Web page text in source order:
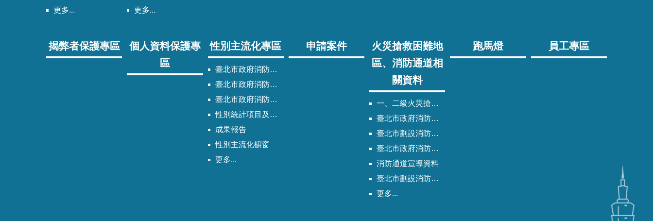
更多...
更多...
揭弊者保護專區
個人資料保護專
區
性別主流化專區
臺北市政府消防局性別主流化實施計畫
臺北市政府消防局性別平等專案小組委員名單
臺北市政府消防局歷次性別平等專案小組會議紀錄
性別統計項目及指標
成果報告
性別主流化櫥窗
更多...
申請案件
火災搶救困難地
區、消防通道相
關資料
一、二級火災搶救困難地區
臺北市政府消防局劃設消防通道清冊
臺北市劃設消防通道Q&A
臺北市政府消防通道劃設及管理作業程序
消防通道宣導資料
臺北市劃設消防通道說帖
更多...
跑馬燈 員工專區